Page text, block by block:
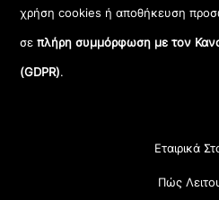
χρήση cookies ή αποθήκευση
σεπλήρη συμμόρφωση με τον
(GDPR).
Εταιρικά
Πώς